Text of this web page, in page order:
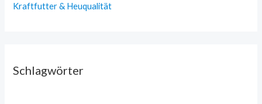
Kraftfutter & Heuqualität
Schlagwörter